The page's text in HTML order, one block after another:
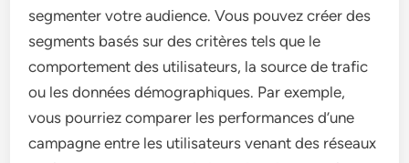
segmenter votre audience. Vous pouvez créer des
segments basés sur des critères tels que le
comportement des utilisateurs, la source de trafic
ou les données démographiques. Par exemple,
vous pourriez comparer les performances d’une
campagne entre les utilisateurs venant des réseaux